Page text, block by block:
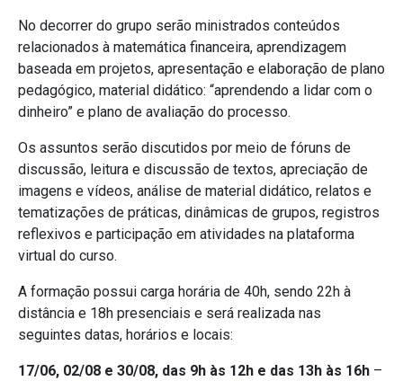
No decorrer do grupo serão ministrados conteúdos
relacionados à matemática financeira, aprendizagem
baseada em projetos, apresentação e elaboração de plano
pedagógico, material didático: “aprendendo a lidar com o
dinheiro” e plano de avaliação do processo.
Os assuntos serão discutidos por meio de fóruns de
discussão, leitura e discussão de textos, apreciação de
imagens e vídeos, análise de material didático, relatos e
tematizações de práticas, dinâmicas de grupos, registros
reflexivos e participação em atividades na plataforma
virtual do curso.
A formação possui carga horária de 40h, sendo 22h à
distância e 18h presenciais e será realizada nas
seguintes datas, horários e locais:
17/06, 02/08 e 30/08, das 9h às 12h e das 13h às 16h –